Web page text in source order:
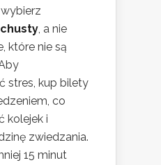
chusty, a nie
które nie są
stres, kup bilety
co
kolejek i
zwiedzania.
15 minut